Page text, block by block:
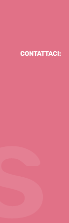
CONTATTACI: